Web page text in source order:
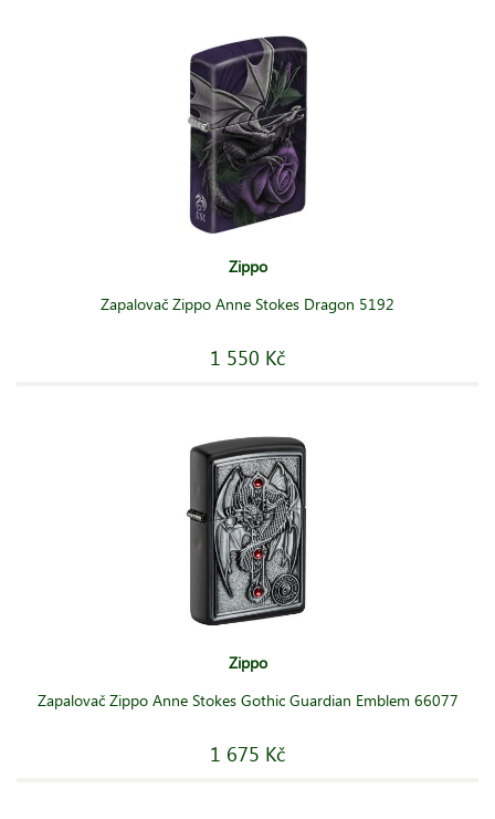
Zippo
Zapalovač Zippo Anne Stokes Dragon 5192
1 550 Kč
Zippo
Zapalovač Zippo Anne Stokes Gothic Guardian Emblem 66077
1 675 Kč